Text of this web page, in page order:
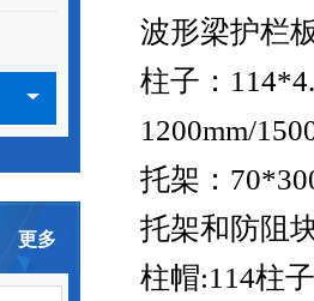
更多
波形梁护栏
柱子：
1200mm/
托架：
托架和防阻
柱帽:114柱